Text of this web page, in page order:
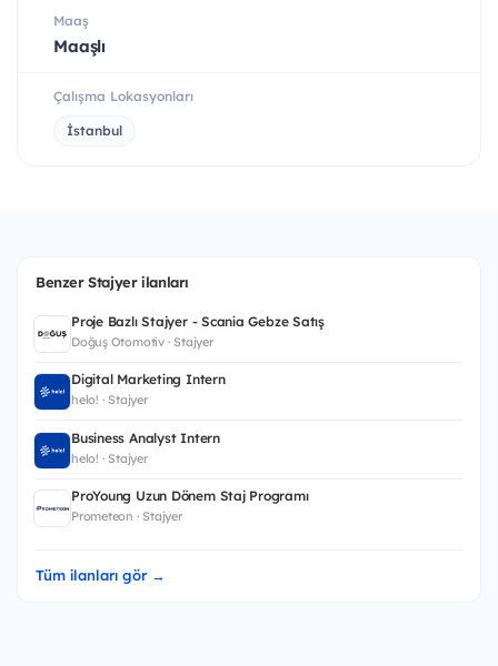
Maaş
Maaşlı
Çalışma Lokasyonları
İstanbul
Benzer Stajyer ilanları
Proje Bazlı Stajyer - Scania Gebze Satış
Doğuş Otomotiv · Stajyer
Digital Marketing Intern
helo! · Stajyer
Business Analyst Intern
helo! · Stajyer
ProYoung Uzun Dönem Staj Programı
Prometeon · Stajyer
Tüm ilanları gör →